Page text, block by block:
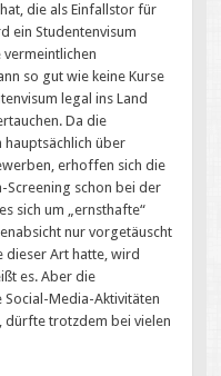
die als Einfallstor für
ein Studentenvisum
so gut wie keine Kurse
legal ins Land
Da die
hauptsächlich über
erhoffen sich die
Screening schon bei der
sich um „ernsthafte“
nur vorgetäuscht
dieser Art hatte, wird
es. Aber die
Social-Media-Aktivitäten
dürfte trotzdem bei vielen